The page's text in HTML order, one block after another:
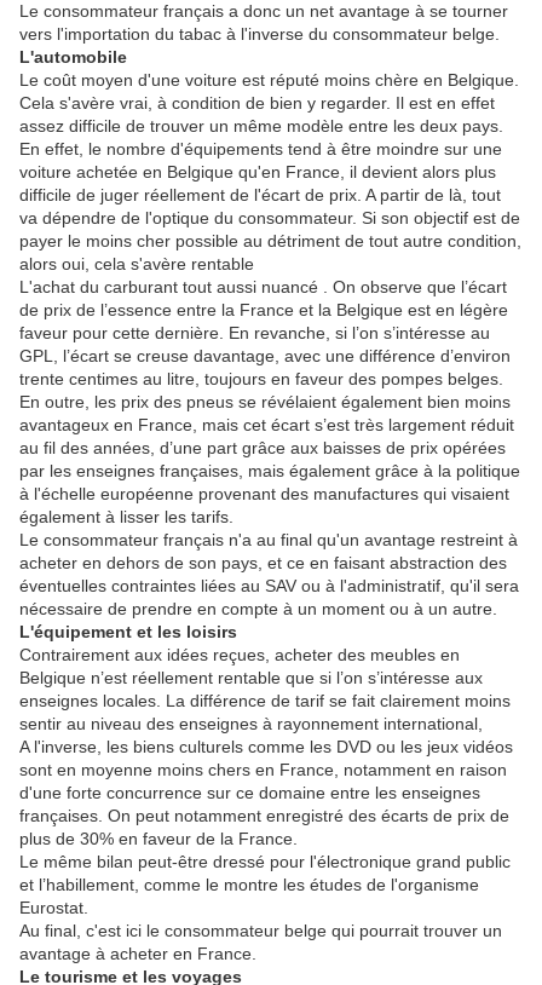
Le consommateur français a donc un net avantage à se tourner
vers l'importation du tabac à l'inverse du consommateur belge.
L'automobile
Le coût moyen d'une voiture est réputé moins chère en Belgique.
Cela s'avère vrai, à condition de bien y regarder. Il est en effet
assez difficile de trouver un même modèle entre les deux pays.
En effet, le nombre d'équipements tend à être moindre sur une
voiture achetée en Belgique qu'en France, il devient alors plus
difficile de juger réellement de l'écart de prix. A partir de là, tout
va dépendre de l'optique du consommateur. Si son objectif est de
payer le moins cher possible au détriment de tout autre condition,
alors oui, cela s'avère rentable
L'achat du carburant tout aussi nuancé . On observe que l’écart
de prix de l’essence entre la France et la Belgique est en légère
faveur pour cette dernière. En revanche, si l’on s’intéresse au
GPL, l’écart se creuse davantage, avec une différence d’environ
trente centimes au litre, toujours en faveur des pompes belges.
En outre, les prix des pneus se révélaient également bien moins
avantageux en France, mais cet écart s’est très largement réduit
au fil des années, d’une part grâce aux baisses de prix opérées
par les enseignes françaises, mais également grâce à la politique
à l'échelle européenne provenant des manufactures qui visaient
également à lisser les tarifs.
Le consommateur français n'a au final qu'un avantage restreint à
acheter en dehors de son pays, et ce en faisant abstraction des
éventuelles contraintes liées au SAV ou à l'administratif, qu'il sera
nécessaire de prendre en compte à un moment ou à un autre.
L'équipement et les loisirs
Contrairement aux idées reçues, acheter des meubles en
Belgique n’est réellement rentable que si l’on s’intéresse aux
enseignes locales. La différence de tarif se fait clairement moins
sentir au niveau des enseignes à rayonnement international,
A l'inverse, les biens culturels comme les DVD ou les jeux vidéos
sont en moyenne moins chers en France, notamment en raison
d'une forte concurrence sur ce domaine entre les enseignes
françaises. On peut notamment enregistré des écarts de prix de
plus de 30% en faveur de la France.
Le même bilan peut-être dressé pour l'électronique grand public
et l’habillement, comme le montre les études de l'organisme
Eurostat.
Au final, c'est ici le consommateur belge qui pourrait trouver un
avantage à acheter en France.
Le tourisme et les voyages